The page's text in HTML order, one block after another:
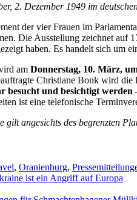
2. Dezember 1949 im
der vier Frauen im
Die Ausstellung zeichnet auf
haben. Es handelt sich um
am Donnerstag, 10. März,
Christiane Bonk wird die
besucht und besichtigt
ist eine telefonische
gilt angesichts des begrenzten
, Oranienburg,
ist ein Angriff auf Europa